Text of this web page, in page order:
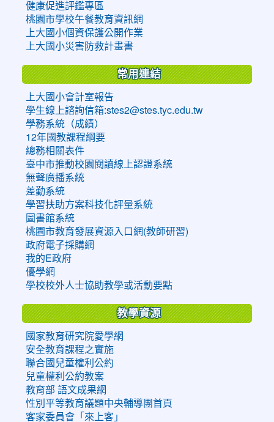
健康促進評鑑專區
桃園市學校午餐教育資訊網
上大國小個資保護公開作業
上大國小災害防救計畫書
常用連結
上大國小會計室報告
學生線上諮詢信箱:stes2@stes.tyc.edu.tw
學務系統（成績）
12年國教課程綱要
總務相關表件
臺中市推動校園閱讀線上認證系統
無聲廣播系統
差勤系統
學習扶助方案科技化評量系統
圖書館系統
桃園市教育發展資源入口網(教師研習)
政府電子採購網
我的E政府
優學網
學校校外人士協助教學或活動要點
教學資源
國家教育研究院愛學網
安全教育課程之實施
聯合國兒童權利公約
兒童權利公約教案
教育部 語文成果網
性別平等教育議題中央輔導團首頁
客家委員會「來上客」